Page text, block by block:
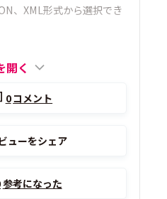
、XML形式から選択でき
開く
0コメント
ューをシェア
参考になった